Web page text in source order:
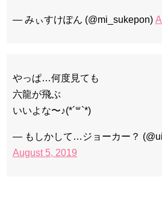
— みぃすけぽん (@mi_sukepon)
やっぱ…何度見ても
六龍が飛ぶ
いいよな〜♪(*´꒳`*)
— もしかして…ジョーカー？
August 5, 2019